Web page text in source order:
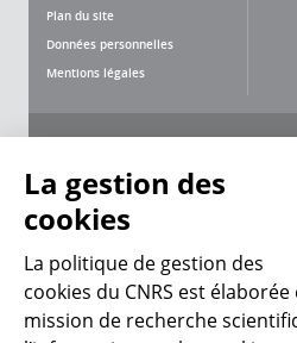
Plan du site
Données personnelles
Mentions légales
CNRS Le
La gestion des
cookies
La politique de gestion des
cookies du CNRS est
mission de recherche